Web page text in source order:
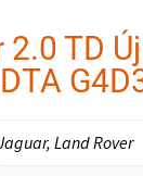
2.0 TD
Land Rover